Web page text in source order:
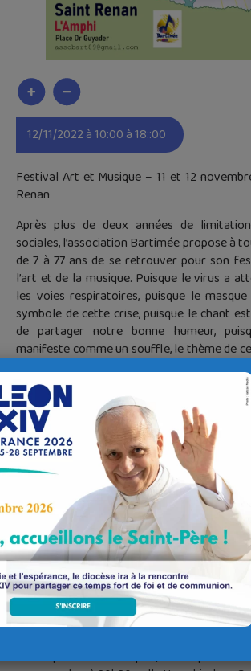
12/11/2022 à 10:00 à 18::00
Festival Art et Musique – 11 et 12
Renan
Après plus de deux années de
sociales, l’association Bartimée propose à
de 7 à 77 ans de se retrouver pour son
l’art et de la musique. Puisque le virus a
les voies respiratoires, puisque le
symbole de cette crise, puisque le chant
de partager notre bonne humeur,
manifeste comme un souffle, le thème de
ne manquent pas d’airs».
C’est un festival de chants, de musiques,
artistiques pour vivre un grand moment de
Chacun choisit ce qu’il préfère… voir ou faire…
Venir faire
dans l’un ou l’autre des huit
vendredi 11 et le samedi 12 novembre de
prépareront le spectacle final. Ces
de défi pour créer ensemble et développer
pour une véritable création artistique en
heures : Cup’song, Instruments à vent,
photo, chorégraphie… Restauration
pique-nique du 1erjour à apporter,
sur place. Inscription obligatoire.
d’expression artistiques, toutes pleines